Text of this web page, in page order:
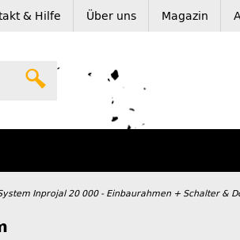
& Hilfe Über uns Magazin
Inprojal 20 000 - Einbaurahmen + Schalter &